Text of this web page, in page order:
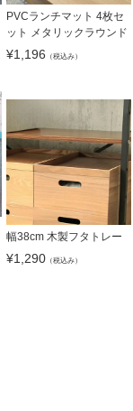
PVCランチマット 4枚セ
ット メタリックラウンド
¥1,196 （税込み）
幅38cm 木製フタトレー
¥1,290（税込み）